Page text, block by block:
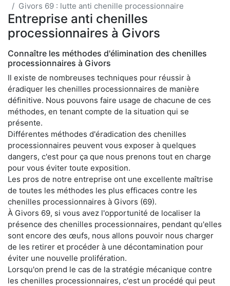
Givors 69 : lutte anti chenille processionnaire
Entreprise anti chenilles
processionnaires à Givors
Connaître les méthodes d'élimination des chenilles
processionnaires à Givors
Il existe de nombreuses techniques pour réussir à
éradiquer les chenilles processionnaires de manière
définitive. Nous pouvons faire usage de chacune de ces
méthodes, en tenant compte de la situation qui se
présente.
Différentes méthodes d'éradication des chenilles
processionnaires peuvent vous exposer à quelques
dangers, c'est pour ça que nous prenons tout en charge
pour vous éviter toute exposition.
Les pros de notre entreprise ont une excellente maîtrise
de toutes les méthodes les plus efficaces contre les
chenilles processionnaires à Givors (69).
À Givors 69, si vous avez l'opportunité de localiser la
présence des chenilles processionnaires, pendant qu'elles
sont encore des œufs, nous allons pouvoir nous charger
de les retirer et procéder à une décontamination pour
éviter une nouvelle prolifération.
Lorsqu'on prend le cas de la stratégie mécanique contre
les chenilles processionnaires, c'est un procédé qui peut